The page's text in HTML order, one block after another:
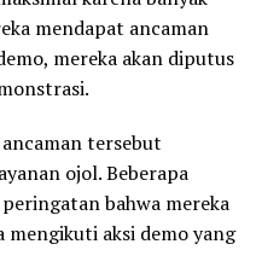
mendapat ancaman
mereka akan diputus
tersebut
ojol. Beberapa
bahwa mereka
mengikuti aksi demo yang